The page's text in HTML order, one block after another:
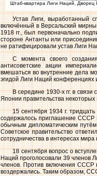
Штаб-квартира Лиги Наций,
Устав Лиги, выработанный
включённый в Версальский
1918 гг., был первоначально
стороне Антанты или
не ратифицировали устав Лиги
С момента своего
антисоветские акции
вмешаться во внутренние дела
эгидой Лиги Наций
В середине 1930-х гг. в
Японии правительства некоторых
15 сентября 1934 г.
содержалось приглашение СССР
обычным дипломатическим
Советское правительство
сотрудничества в интересах мира
18 сентября вопрос о
Наций проголосовали 39 членов
членов. Против включения СССР
воздержались. Таким образом,